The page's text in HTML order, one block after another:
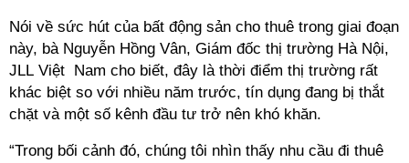
Nói về sức hút của bất động sản cho thuê trong giai đoạn
này, bà Nguyễn Hồng Vân, Giám đốc thị trường Hà Nội,
JLL Việt Nam cho biết, đây là thời điểm thị trường rất
khác biệt so với nhiều năm trước, tín dụng đang bị thắt
chặt và một số kênh đầu tư trở nên khó khăn.
“Trong bối cảnh đó, chúng tôi nhìn thấy nhu cầu đi thuê